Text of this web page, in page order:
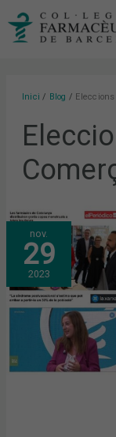
Inici Blog
nov.
29
2023
SETEMBRE
I
OCTUBRE:
LA
DISTRIBUCIÓ
DE
PRODUCTES
MENSTRUALS
A
LES
FARMÀCIES,
EL
125È
ANIVERSARI
DEL